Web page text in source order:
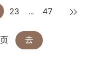
23 … 47 下一页
去